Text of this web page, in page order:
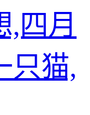
,四月
只猫,